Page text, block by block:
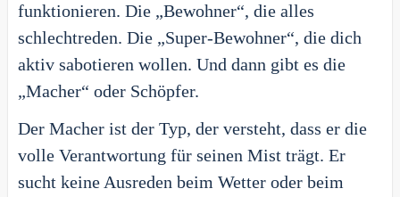
funktionieren. Die „Bewohner“, die alles
schlechtreden. Die „Super-Bewohner“, die dich
aktiv sabotieren wollen. Und dann gibt es die
„Macher“ oder Schöpfer.
Der Macher ist der Typ, der versteht, dass er die
volle Verantwortung für seinen Mist trägt. Er
sucht keine Ausreden beim Wetter oder beim